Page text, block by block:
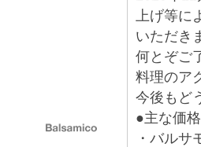
上げ等
いただき
何とぞご
料理のア
今後もど
●主な価
・バル